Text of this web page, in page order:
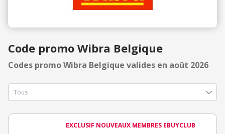
Code promo Wibra Belgique
Codes promo Wibra Belgique valides en août 2026
EXCLUSIF NOUVEAUX MEMBRES EBUYCLUB